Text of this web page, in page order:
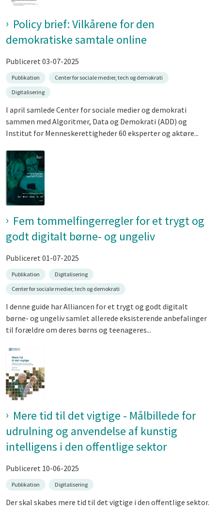
Policy brief: Vilkårene for den
demokratiske samtale online
Publiceret 03-07-2025
Publikation
Center for sociale medier, tech og demokrati
Digitalisering
I april samlede Center for sociale medier og demokrati
sammen med Algoritmer, Data og Demokrati (ADD) og
Institut for Menneskerettigheder 60 eksperter og aktøre...
Fem tommelfingerregler for et trygt og
godt digitalt børne- og ungeliv
Publiceret 01-07-2025
Publikation
Digitalisering
Center for sociale medier, tech og demokrati
I denne guide har Alliancen for et trygt og godt digitalt
børne- og ungeliv samlet allerede eksisterende anbefalinger
til forældre om deres børns og teenageres...
Mere tid til det vigtige - Målbillede for
udrulning og anvendelse af kunstig
intelligens i den offentlige sektor
Publiceret 10-06-2025
Publikation Digitalisering
Der skal skabes mere tid til det vigtige i den offentlige sektor.